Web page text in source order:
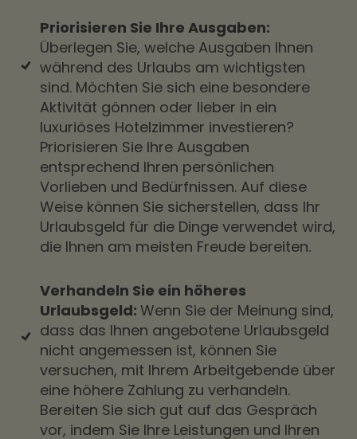
Priorisieren Sie Ihre Ausgaben:
Überlegen Sie, welche Ausgaben Ihnen
während des Urlaubs am wichtigsten
sind. Möchten Sie sich eine besondere
Aktivität gönnen oder lieber in ein
luxuriöses Hotelzimmer investieren?
Priorisieren Sie Ihre Ausgaben
entsprechend Ihren persönlichen
Vorlieben und Bedürfnissen. Auf diese
Weise können Sie sicherstellen, dass Ihr
Urlaubsgeld für die Dinge verwendet wird,
die Ihnen am meisten Freude bereiten.
Verhandeln Sie ein höheres
Urlaubsgeld: Wenn Sie der Meinung sind,
dass das Ihnen angebotene Urlaubsgeld
nicht angemessen ist, können Sie
versuchen, mit Ihrem Arbeitgebende über
eine höhere Zahlung zu verhandeln.
Bereiten Sie sich gut auf das Gespräch
vor, indem Sie Ihre Leistungen und Ihren